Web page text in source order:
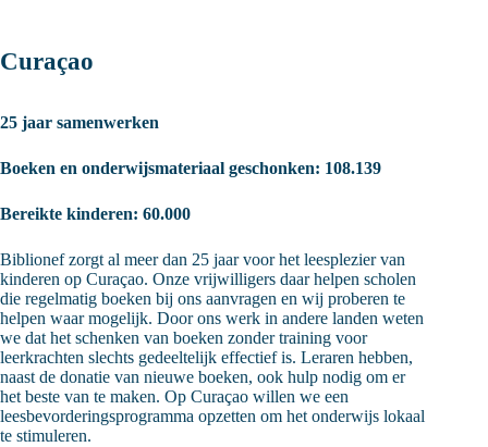
Curaçao
25 jaar samenwerken
Boeken en onderwijsmateriaal geschonken: 108.139
Bereikte kinderen: 60.000
Biblionef zorgt al meer dan 25 jaar voor het leesplezier van
kinderen op Curaçao. Onze vrijwilligers daar helpen scholen
die regelmatig boeken bij ons aanvragen en wij proberen te
helpen waar mogelijk. Door ons werk in andere landen weten
we dat het schenken van boeken zonder training voor
leerkrachten slechts gedeeltelijk effectief is. Leraren hebben,
naast de donatie van nieuwe boeken, ook hulp nodig om er
het beste van te maken. Op Curaçao willen we een
leesbevorderingsprogramma opzetten om het onderwijs lokaal
te stimuleren.